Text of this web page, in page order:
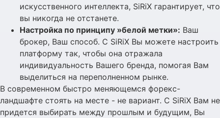
искусственного интеллекта, SiRiX гарантирует, что
вы никогда не отстанете.
Настройка по принципу »белой метки»: Ваш
брокер, Ваш способ. С SiRiX Вы можете настроить
платформу так, чтобы она отражала
индивидуальность Вашего бренда, помогая Вам
выделиться на переполненном рынке.
В современном быстро меняющемся форекс-
ландшафте стоять на месте - не вариант. С SiRiX Вам не
придется выбирать между прошлым и будущим, Вы